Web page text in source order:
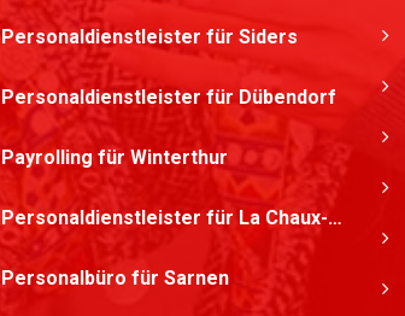
Personaldienstleister für Siders
Personaldienstleister für Dübendorf
Payrolling für Winterthur
Personaldienstleister für La Chaux-de-Fonds
Personalbüro für Sarnen